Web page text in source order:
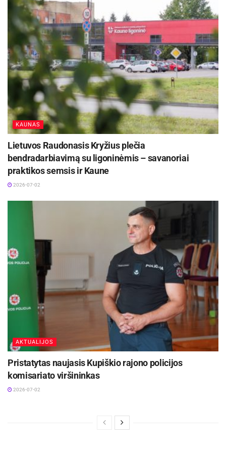
13 - +
Irma Gritėnienė
Panevėžio miesto apylinkės teismo
pirmininko padėjėja
KAUNAS
Lietuvos Raudonasis Kryžius plečia
bendradarbiavimą su ligoninėmis – savanoriai
praktikos semsis ir Kaune
2026-07-02
AKTUALIJOS
Pristatytas naujasis Kupiškio rajono policijos
komisariato viršininkas
2026-07-02